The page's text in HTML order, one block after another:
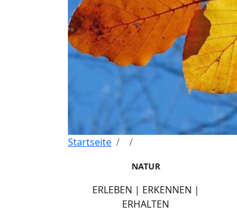
Startseite
NATUR
ERLEBEN | ERKENNEN |
ERHALTEN